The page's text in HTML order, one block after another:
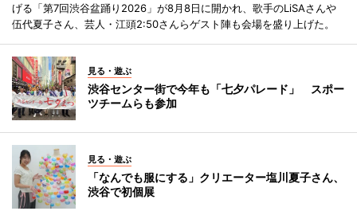
げる「第7回渋谷盆踊り2026」が8月8日に開かれ、歌手のLiSAさんや
伍代夏子さん、芸人・江頭2:50さんらゲスト陣も会場を盛り上げた。
見る・遊ぶ
渋谷センター街で今年も「七夕パレード」 スポー
ツチームらも参加
見る・遊ぶ
「なんでも服にする」クリエーター塩川夏子さん、
渋谷で初個展